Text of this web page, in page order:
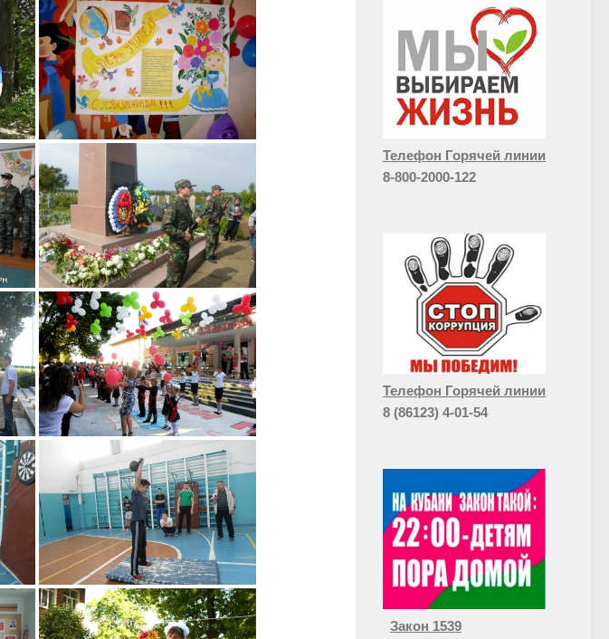
Телефон Горячей линии
8-800-2000-122
Телефон Горячей линии
8 (86123) 4-01-54
Закон 1539